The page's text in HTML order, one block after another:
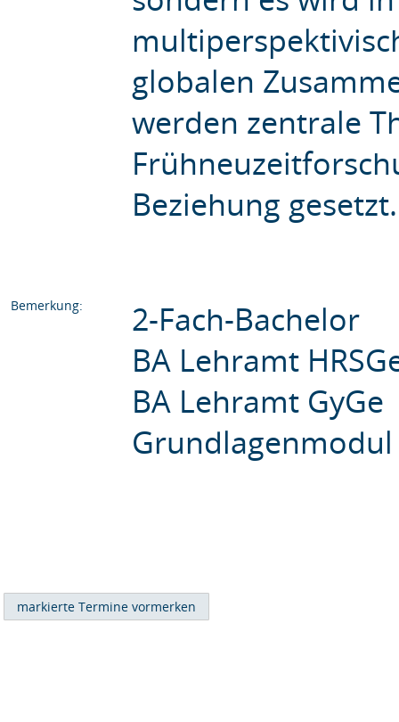
globalen
werden zentrale
Beziehung gesetzt.
Bemerkung:
2-Fach-Bachelor
BA Lehramt
BA Lehramt GyGe